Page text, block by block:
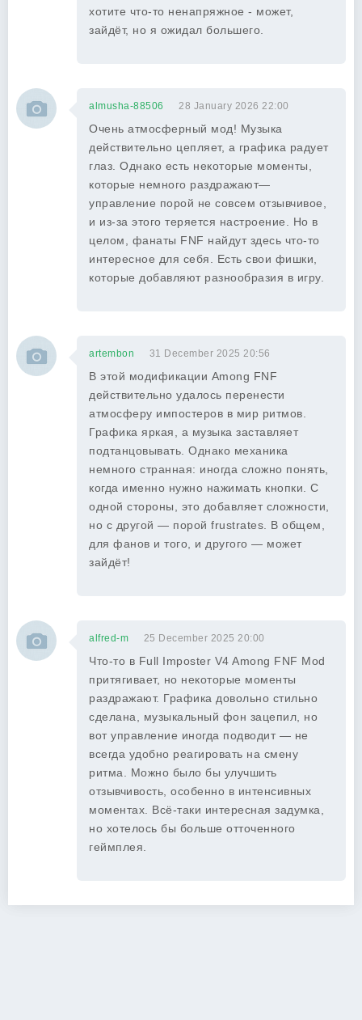
хотите что-то ненапряжное - может,
зайдёт, но я ожидал большего.
almusha-88506 28 January 2026 22:00
Очень атмосферный мод! Музыка
действительно цепляет, а графика радует
глаз. Однако есть некоторые моменты,
которые немного раздражают—
управление порой не совсем отзывчивое,
и из-за этого теряется настроение. Но в
целом, фанаты FNF найдут здесь что-то
интересное для себя. Есть свои фишки,
которые добавляют разнообразия в игру.
artembon 31 December 2025 20:56
В этой модификации Among FNF
действительно удалось перенести
атмосферу импостеров в мир ритмов.
Графика яркая, а музыка заставляет
подтанцовывать. Однако механика
немного странная: иногда сложно понять,
когда именно нужно нажимать кнопки. С
одной стороны, это добавляет сложности,
но с другой — порой frustrates. В общем,
для фанов и того, и другого — может
зайдёт!
alfred-m 25 December 2025 20:00
Что-то в Full Imposter V4 Among FNF Mod
притягивает, но некоторые моменты
раздражают. Графика довольно стильно
сделана, музыкальный фон зацепил, но
вот управление иногда подводит — не
всегда удобно реагировать на смену
ритма. Можно было бы улучшить
отзывчивость, особенно в интенсивных
моментах. Всё-таки интересная задумка,
но хотелось бы больше отточенного
геймплея.